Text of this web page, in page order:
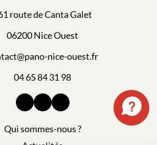
route de Canta Galet
06200 Nice Ouest
nice-ouest.fr
04 65 84 31 98
Qui sommes-nous ?